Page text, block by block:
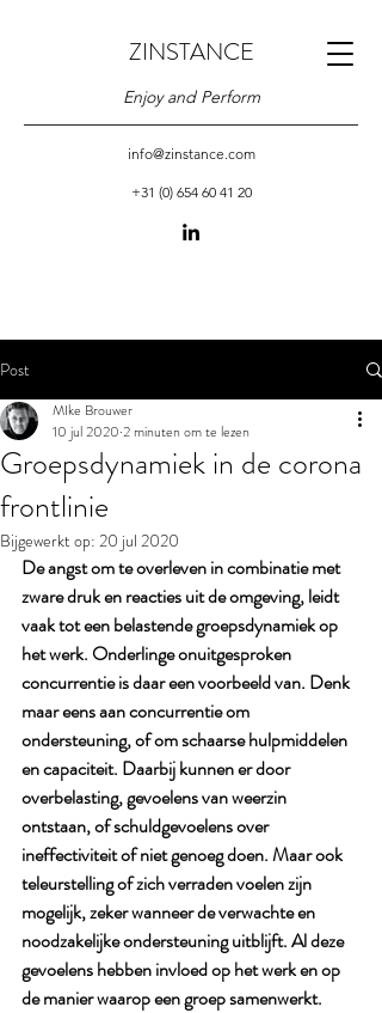
ZINSTANCE
Enjoy and Perform
info@zinstance.com
+31 (0) 654 60 41 20
Post
Groepsdynamiek in de corona
frontlinie
MIke Brouwer
10 jul 2020 2 minuten om te lezen
Bijgewerkt op: 20 jul 2020
De angst om te overleven in combinatie met
zware druk en reacties uit de omgeving, leidt
vaak tot een belastende groepsdynamiek op
het werk. Onderlinge onuitgesproken
concurrentie is daar een voorbeeld van. Denk
maar eens aan concurrentie om
ondersteuning, of om schaarse hulpmiddelen
en capaciteit. Daarbij kunnen er door
overbelasting, gevoelens van weerzin
ontstaan, of schuldgevoelens over
ineffectiviteit of niet genoeg doen. Maar ook
teleurstelling of zich verraden voelen zijn
mogelijk, zeker wanneer de verwachte en
noodzakelijke ondersteuning uitblijft. Al deze
gevoelens hebben invloed op het werk en op
de manier waarop een groep samenwerkt.